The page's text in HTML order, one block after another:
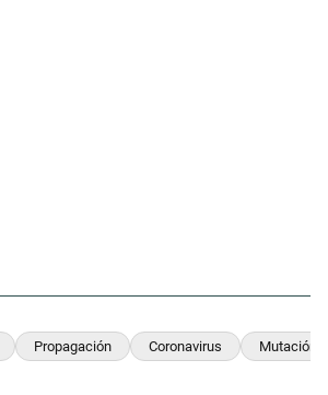
Propagación Coronavirus Mutación